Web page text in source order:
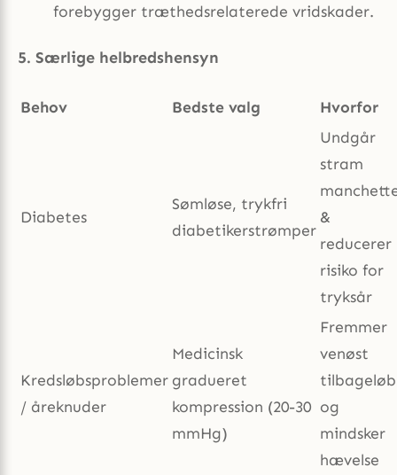
forebygger træthedsrelaterede vridskader.
5. Særlige helbredshensyn
Behov Bedste valg Hvorfor
Diabetes
Sømløse, trykfri
diabetikerstrømper
Undgår
stram
&
reducerer
risiko for
tryksår
Kredsløbsproblemer
/ åreknuder
Medicinsk
gradueret
kompression (20-30
mmHg)
Fremmer
venøst
tilbageløb
og
mindsker
hævelse